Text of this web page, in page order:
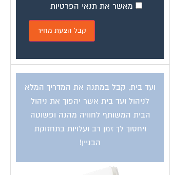
מאשר את תנאי הפרטיות
ועד בית, קבל במתנה את המדריך המלא
לניהול ועד בית אשר יהפוך את ניהול
הבית המשותף לחוויה מהנה ופשוטה
ויחסוך לך זמן רב ועלויות בתחזוקת
הבניין!